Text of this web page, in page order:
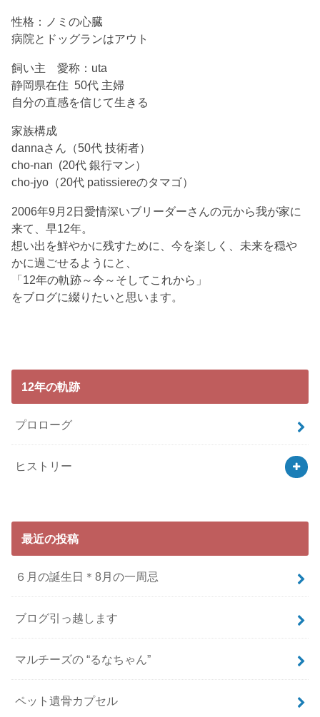
性格：ノミの心臓
病院とドッグランはアウト
飼い主 愛称：uta
静岡県在住 50代 主婦
自分の直感を信じて生きる
家族構成
dannaさん（50代 技術者）
cho-nan (20代 銀行マン）
cho-jyo（20代 patissiereのタマゴ）
2006年9月2日愛情深いブリーダーさんの元から我が家に
来て、早12年。
想い出を鮮やかに残すために、今を楽しく、未来を穏や
かに過ごせるようにと、
「12年の軌跡～今～そしてこれから」
をブログに綴りたいと思います。
12年の軌跡
プロローグ
ヒストリー
最近の投稿
６月の誕生日＊8月の一周忌
ブログ引っ越します
マルチーズの “るなちゃん”
ペット遺骨カプセル